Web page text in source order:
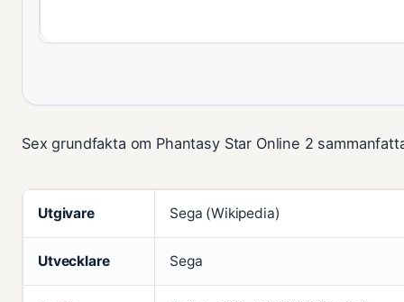
Sex grundfakta om Phantasy Star Online 2
Utgivare Sega (Wikipedia)
Utvecklare Sega